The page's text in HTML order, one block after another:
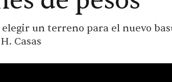
un terreno para el nuevo
Casas